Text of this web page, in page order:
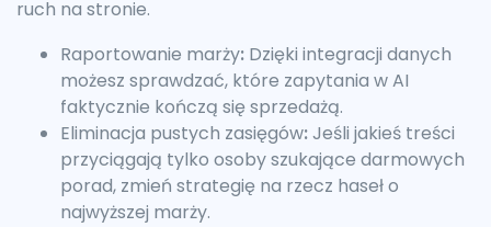
ruch na stronie.
Raportowanie marży: Dzięki integracji danych
możesz sprawdzać, które zapytania w AI
faktycznie kończą się sprzedażą.
Eliminacja pustych zasięgów:Jeśli jakieś treści
przyciągają tylko osoby szukające darmowych
porad, zmień strategię na rzecz haseł o
najwyższej marży.